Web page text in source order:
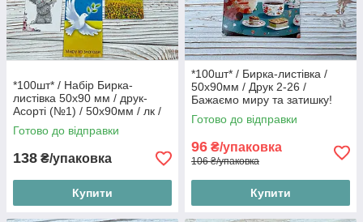
*100шт* / Набір Бирка-
листівка 50х90 мм / друк-
Асорті (№1) / 50х90мм / лк /
цв
Готово до відправки
138 ₴/упаковка
Купити
*100шт* / Бирка-листівка /
50х90мм / Друк 2-26 /
Бажаємо миру та затишку!
Готово до відправки
96 ₴/упаковка
106 ₴/упаковка
Купити